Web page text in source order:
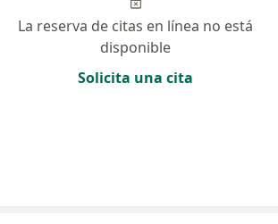
La reserva de citas en línea no está
disponible
Solicita una cita